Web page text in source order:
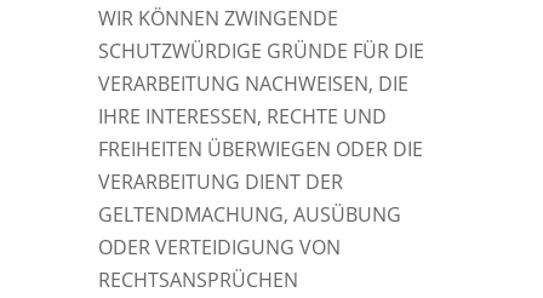
WIR KÖNNEN ZWINGENDE
SCHUTZWÜRDIGE GRÜNDE FÜR DIE
VERARBEITUNG NACHWEISEN, DIE
IHRE INTERESSEN, RECHTE UND
FREIHEITEN ÜBERWIEGEN ODER DIE
VERARBEITUNG DIENT DER
GELTENDMACHUNG, AUSÜBUNG
ODER VERTEIDIGUNG VON
RECHTSANSPRÜCHEN